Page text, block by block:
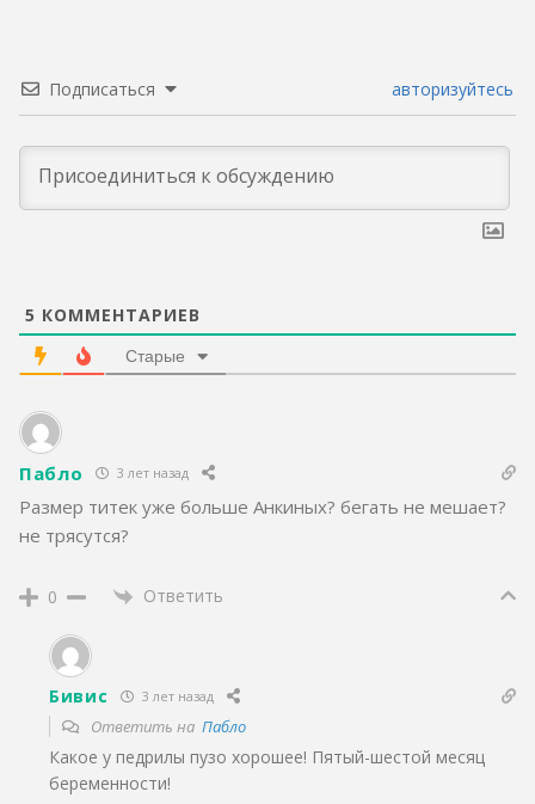
Подписаться авторизуйтесь
5 КОММЕНТАРИЕВ
Старые
Пабло 3 лет назад
Размер титек уже больше Анкиных? бегать не мешает?
не трясутся?
0 Ответить
Бивис 3 лет назад
Ответить на Пабло
Какое у педрилы пузо хорошее! Пятый-шестой месяц
беременности!